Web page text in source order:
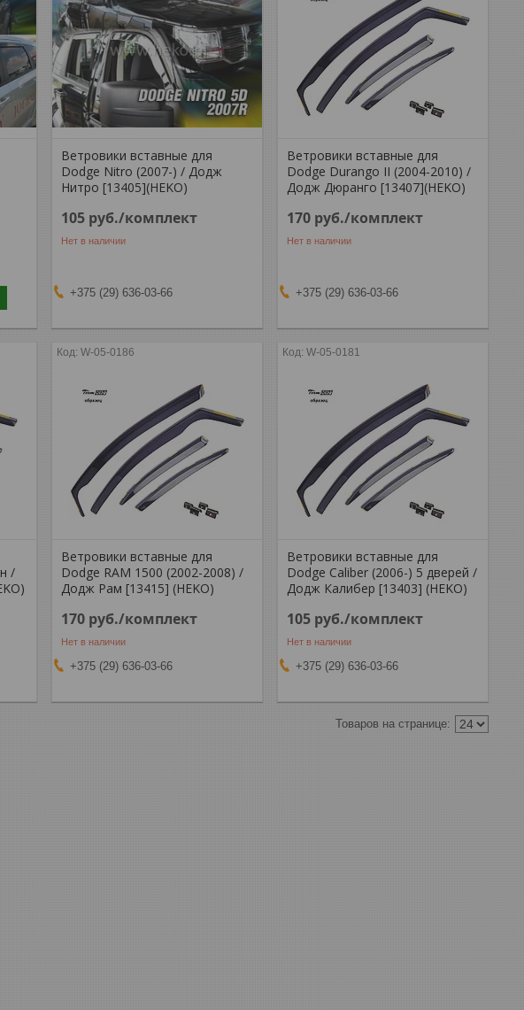
Ветровики вставные для
Dodge Nitro (2007-) / Додж
Нитро [13405](HEKO)
105 руб./комплект
Нет в наличии
+375 (29) 636-03-66
Ветровики вставные для
Dodge Durango II (2004-2010) /
Додж Дюранго [13407](HEKO)
170 руб./комплект
Нет в наличии
+375 (29) 636-03-66
/
W-05-0186
Ветровики вставные для
Dodge RAM 1500 (2002-2008) /
Додж Рам [13415] (HEKO)
170 руб./комплект
Нет в наличии
+375 (29) 636-03-66
W-05-0181
Ветровики вставные для
Dodge Caliber (2006-) 5 дверей /
Додж Калибер [13403] (HEKO)
105 руб./комплект
Нет в наличии
+375 (29) 636-03-66